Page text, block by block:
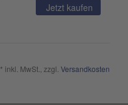
Jetzt kaufen
* inkl. MwSt., zzgl. Versandkosten